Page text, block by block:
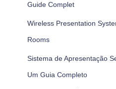
Guide Complet
Wireless Presentation
Rooms
Sistema de Apresentação
Um Guia Completo